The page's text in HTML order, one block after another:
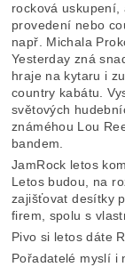
rocková uskupení,
provedení nebo
např. Michala
Yesterday zná
hraje na kytaru i
country kabátu.
světových
známéhou Lou
bandem.
JamRock letos
Letos budou, na
zajišťovat desítky
firem, spolu s
Pivo si letos dáte
Pořadatelé myslí i